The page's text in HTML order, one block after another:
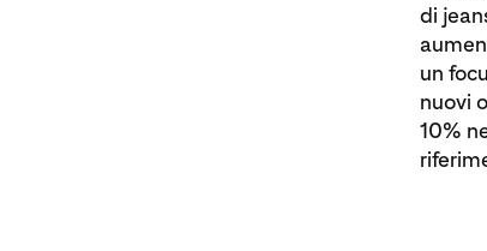
di
un
nuovi
10%